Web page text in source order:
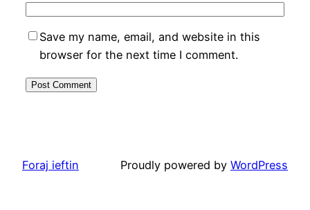
Save my name, email, and website in this
browser for the next time I comment.
Foraj ieftin Proudly powered by WordPress